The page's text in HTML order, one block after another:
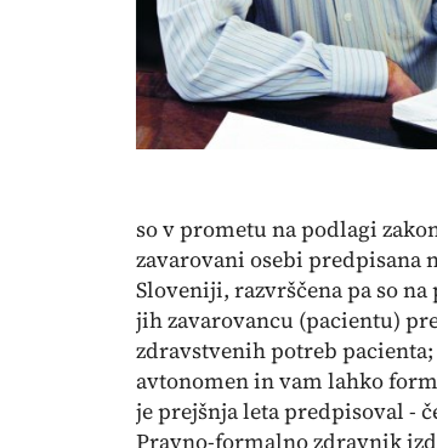
so v prometu na podlagi
zavarovani osebi predpisana
Sloveniji, razvrščena pa so
jih zavarovancu (pacientu)
zdravstvenih potreb
avtonomen in vam lahko
je prejšnja leta predpisoval -
Pravno-formalno zdravnik